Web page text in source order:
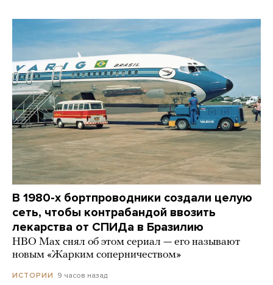
В 1980-х бортпроводники создали целую
сеть, чтобы контрабандой ввозить
лекарства от СПИДа в Бразилию
HBO Max снял об этом сериал — его называют
новым «Жарким соперничеством»
ИСТОРИИ 9 часов назад